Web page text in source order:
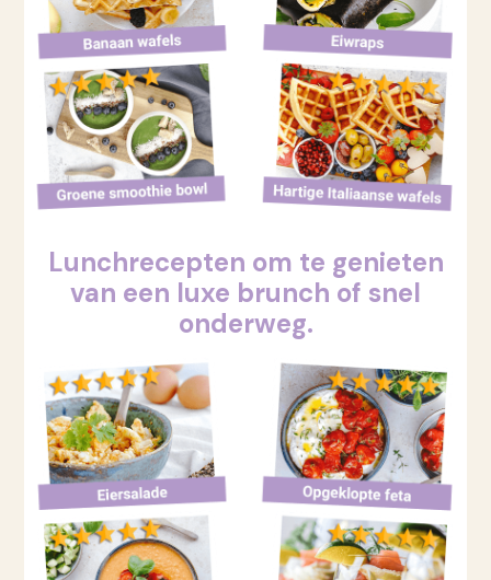
Lunchrecepten om te genieten
van een luxe brunch of snel
onderweg.